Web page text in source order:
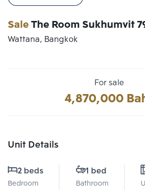
SaleThe Room Sukhumvit
Wattana, Bangkok
For sale
4,870,000
Unit Details
2 beds
Bedroom
1 bed
Bathroom